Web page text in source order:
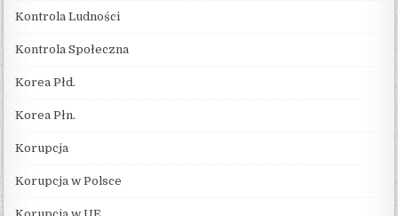
Kontrola Ludności
Kontrola Społeczna
Korea Płd.
Korea Płn.
Korupcja
Korupcja w Polsce